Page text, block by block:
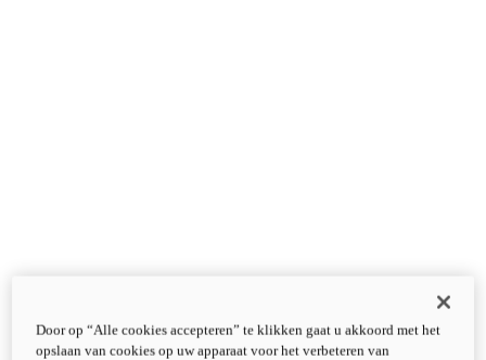
Door op “Alle cookies accepteren” te klikken gaat u akkoord met het
opslaan van cookies op uw apparaat voor het verbeteren van